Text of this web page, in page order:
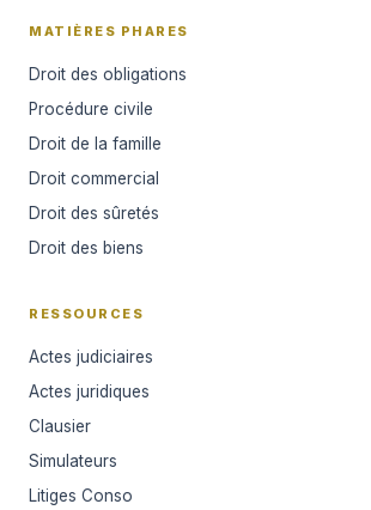
MATIÈRES PHARES
Droit des obligations
Procédure civile
Droit de la famille
Droit commercial
Droit des sûretés
Droit des biens
RESSOURCES
Actes judiciaires
Actes juridiques
Clausier
Simulateurs
Litiges Conso